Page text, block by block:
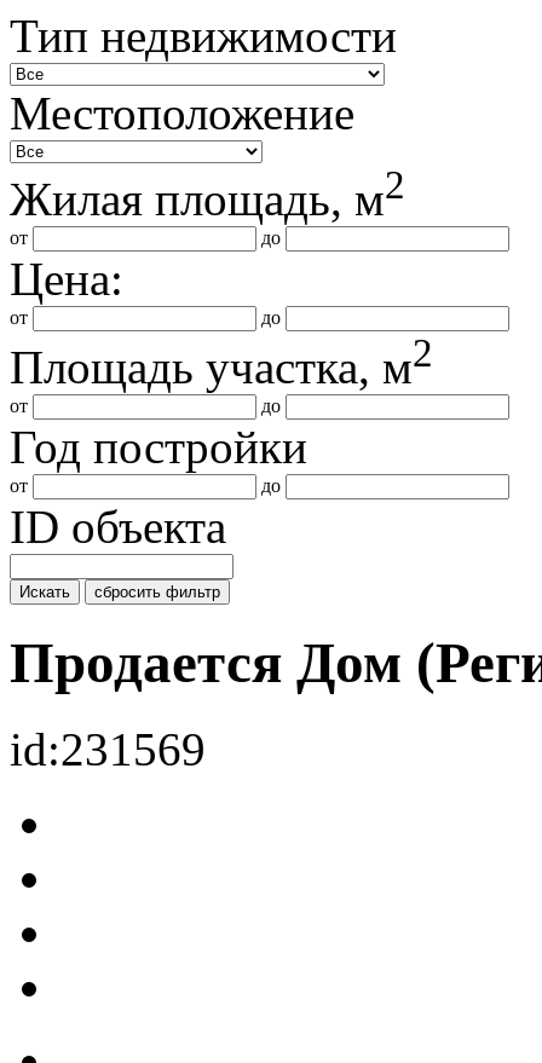
Тип недвижимости
Местоположение
Жилая площадь, м2
от до
Цена:
от до
Площадь участка, м2
от до
Год постройки
от до
ID объекта
Искать сбросить фильтр
Продается Дом
id:231569